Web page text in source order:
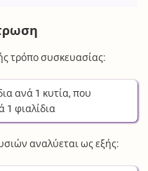
τρόπο συσκευασίας:
ανά 1 κυτία, που
1 φιαλίδια
αναλύεται ως εξής: